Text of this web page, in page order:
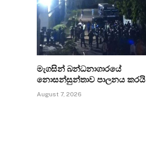
මැගසින් බන්ධනාගාරයේ
නොසන්සුන්තාව පාලනය කරයි
August 7, 2026